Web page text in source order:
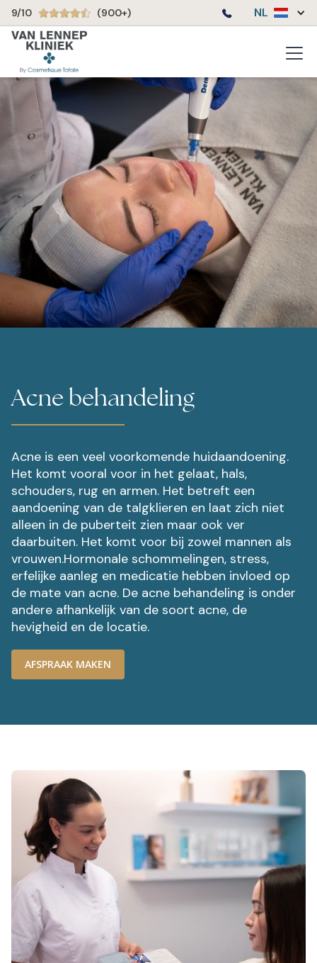
9/10 (900+) NL
Acne behandeling
Acne is een veel voorkomende huidaandoening.
Het komt vooral voor in het gelaat, hals,
schouders, rug en armen. Het betreft een
aandoening van de talgklieren en laat zich niet
alleen in de puberteit zien maar ook ver
daarbuiten. Het komt voor bij zowel mannen als
vrouwen.Hormonale schommelingen, stress,
erfelijke aanleg en medicatie hebben invloed op
de mate van acne. De acne behandeling is onder
andere afhankelijk van de soort acne, de
hevigheid en de locatie.
AFSPRAAK MAKEN